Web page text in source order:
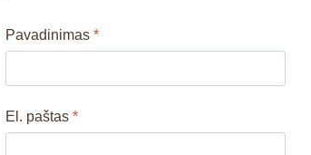
Pavadinimas*
El. paštas*